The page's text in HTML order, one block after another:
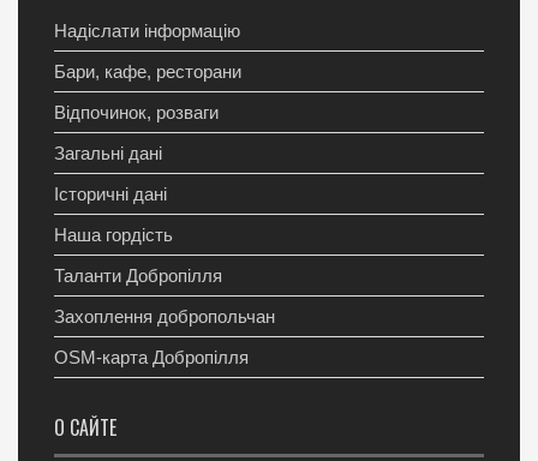
Надіслати інформацію
Бари, кафе, ресторани
Відпочинок, розваги
Загальні дані
Історичні дані
Наша гордість
Таланти Добропілля
Захоплення добропольчан
OSM-карта Добропілля
О САЙТЕ